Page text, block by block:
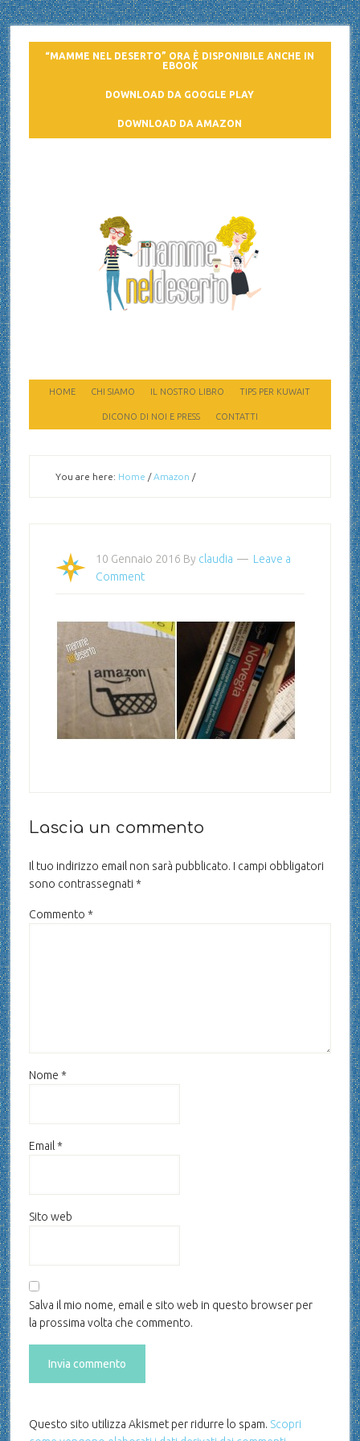
“MAMME NEL DESERTO” ORA È DISPONIBILE ANCHE IN
EBOOK
DOWNLOAD DA GOOGLE PLAY
DOWNLOAD DA AMAZON
HOME CHI SIAMO IL NOSTRO LIBRO TIPS PER KUWAIT
DICONO DI NOI E PRESS CONTATTI
You are here: Home / Amazon /
10 Gennaio 2016 By claudia
Leave a
Comment
Lascia un commento
Il tuo indirizzo email non sarà pubblicato. I campi obbligatori
sono contrassegnati *
Commento *
Nome *
Email *
Sito web
Salva il mio nome, email e sito web in questo browser per
la prossima volta che commento.
Questo sito utilizza Akismet per ridurre lo spam. Scopri